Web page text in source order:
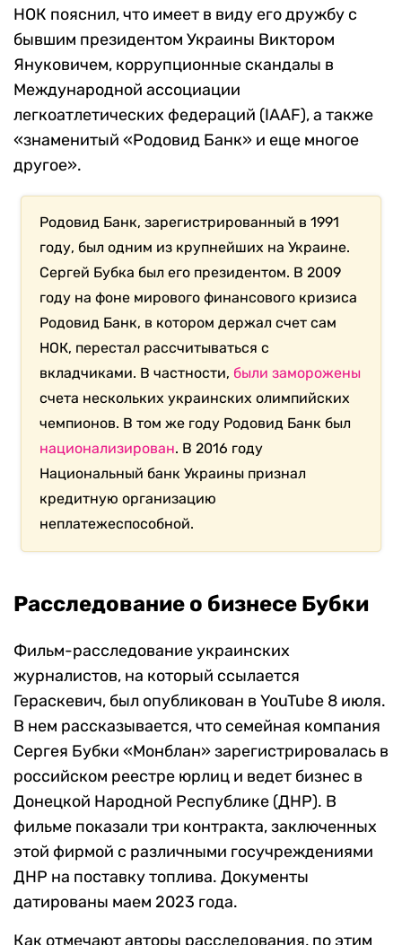
НОК пояснил, что имеет в виду его дружбу с
бывшим президентом Украины Виктором
Януковичем, коррупционные скандалы в
Международной ассоциации
легкоатлетических федераций (IAAF), а также
«знаменитый «Родовид Банк» и еще многое
другое».
Родовид Банк, зарегистрированный в 1991
году, был одним из крупнейших на Украине.
Сергей Бубка был его президентом. В 2009
году на фоне мирового финансового кризиса
Родовид Банк, в котором держал счет сам
НОК, перестал рассчитываться с
вкладчиками. В частности, былизаморожены
счета нескольких украинских олимпийских
чемпионов. В том же году Родовид Банк был
национализирован. В 2016 году
Национальный банк Украины признал
кредитную организацию
неплатежеспособной.
Расследование о бизнесе Бубки
Фильм-расследование украинских
журналистов, на который ссылается
Гераскевич, был опубликован в YouTube 8 июля.
В нем рассказывается, что семейная компания
Сергея Бубки «Монблан» зарегистрировалась в
российском реестре юрлиц и ведет бизнес в
Донецкой Народной Республике (ДНР). В
фильме показали три контракта, заключенных
этой фирмой с различными госучреждениями
ДНР на поставку топлива. Документы
датированы маем 2023 года.
Как отмечают авторы расследования, по этим